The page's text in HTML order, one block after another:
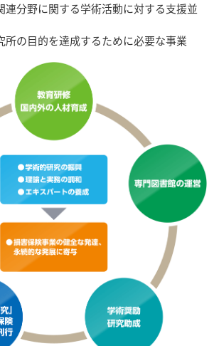
連分野に関する学術活動に対する支援並
所の目的を達成するために必要な事業